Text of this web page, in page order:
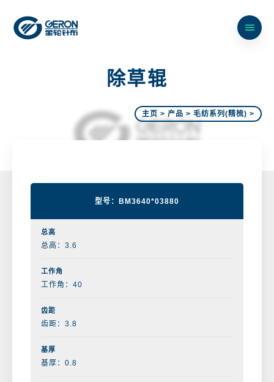
除草辊
主页 >产品 >毛纺系列(精梳) >
型号：BM3640*03880
总高：3.6
工作角：40
齿距：3.8
基厚：0.8